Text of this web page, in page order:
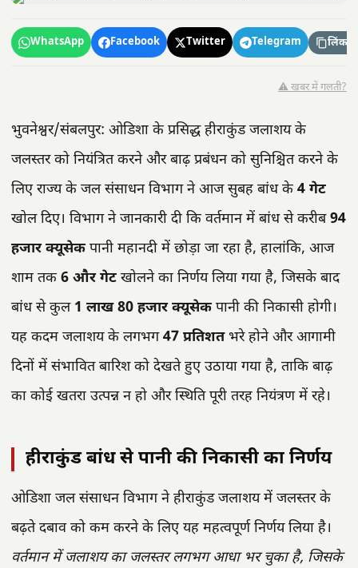
WhatsApp Facebook Twitter Telegram लिंक
⚠️ खबर में गलती?
भुवनेश्वर/संबलपुर: ओडिशा के प्रसिद्ध हीराकुंड जलाशय के
जलस्तर को नियंत्रित करने और बाढ़ प्रबंधन को सुनिश्चित करने के
लिए राज्य के जल संसाधन विभाग ने आज सुबह बांध के 4 गेट
खोल दिए। विभाग ने जानकारी दी कि वर्तमान में बांध से करीब94
हजार क्यूसेक पानी महानदी में छोड़ा जा रहा है, हालांकि, आज
शाम तक 6 और गेट खोलने का निर्णय लिया गया है, जिसके बाद
बांध से कुल 1 लाख 80 हजार क्यूसेक पानी की निकासी होगी।
यह कदम जलाशय के लगभग47 प्रतिशतभरे होने और आगामी
दिनों में संभावित बारिश को देखते हुए उठाया गया है, ताकि बाढ़
का कोई खतरा उत्पन्न न हो और स्थिति पूरी तरह नियंत्रण में रहे।
हीराकुंड बांध से पानी की निकासी का निर्णय
ओडिशा जल संसाधन विभाग ने हीराकुंड जलाशय में जलस्तर के
बढ़ते दबाव को कम करने के लिए यह महत्वपूर्ण निर्णय लिया है।
वर्तमान में जलाशय का जलस्तर लगभग आधा भर चुका है, जिसके